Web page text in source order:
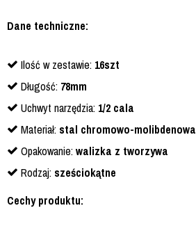
Dane techniczne:
Ilość w zestawie: 16szt
Długość: 78mm
Uchwyt narzędzia: 1/2 cala
Materiał: stal chromowo-molibdenowa
Opakowanie:walizka z tworzywa
Rodzaj: sześciokątne
Cechy produktu: